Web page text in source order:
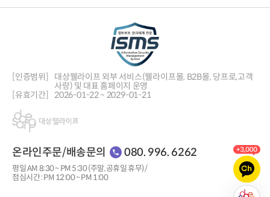
온라인주문/배송문의 080. 996. 6262
평일 AM 8:30 ~ PM 5:30 (주말, 공휴일 휴무) /
점심시간 : PM 12:00 ~ PM 1:00
[인증범위] 대상웰라이프 외부 서비스(웰라이프몰, B2B몰, 당프로,고객
사랑) 및 대표 홈페이지 운영
[유효기간]
2026-01-22 ~ 2029-01-21